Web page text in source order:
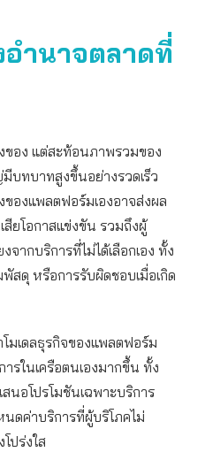
ำนาจตลาดที่
อง แต่สะท้อนภาพรวมของ
บทบาทสูงขึ้นอย่างรวดเร็ว
องแพลตฟอร์มเองอาจส่งผล
ยโอกาสแข่งขัน รวมถึงผู้
จากบริการที่ไม่ได้เลือกเอง ทั้ง
พัสดุ หรือการรับผิดชอบเมื่อเกิด
มเดลธุรกิจของแพลตฟอร์ม
รในเครือตนเองมากขึ้น ทั้ง
นอโปรโมชันเฉพาะบริการ
ดค่าบริการที่ผู้บริโภคไม่
ปร่งใส